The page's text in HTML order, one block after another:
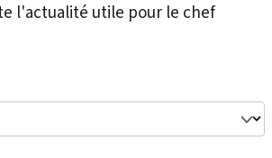
l'actualité utile pour le chef